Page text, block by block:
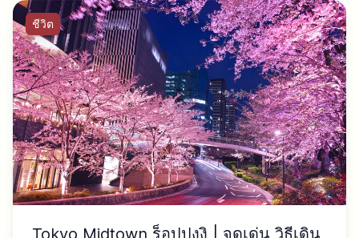
ชีวิต
Tokyo Midtown ร็อปปงงิ | จุดเด่น วิธีเดิน